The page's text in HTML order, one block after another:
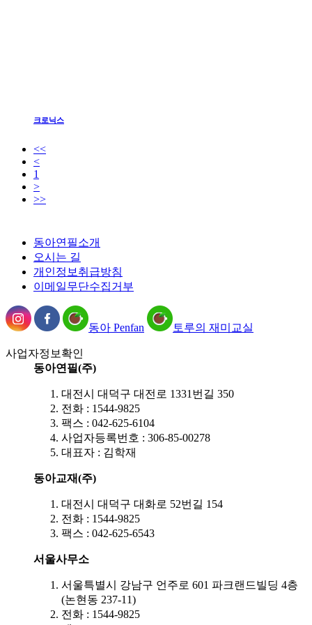
크로닉스
<<
<
1
>
>>
동아연필소개
오시는 길
개인정보취급방침
이메일무단수집거부
동아 Penfan 토루의 재미교실
사업자정보확인
동아연필(주)
대전시 대덕구 대전로 1331번길 350
전화 : 1544-9825
팩스 : 042-625-6104
사업자등록번호 : 306-85-00278
대표자 : 김학재
동아교재(주)
대전시 대덕구 대화로 52번길 154
전화 : 1544-9825
팩스 : 042-625-6543
서울사무소
서울특별시 강남구 언주로 601 파크랜드빌딩 4층
(논현동 237-11)
전화 : 1544-9825